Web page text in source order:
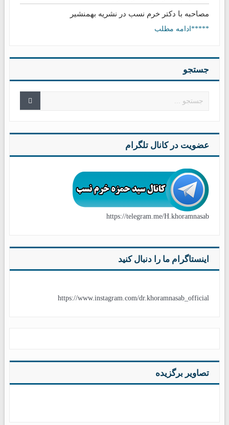
مصاحبه با دکتر خرم نسب در نشریه بهمنشیر
*****ادامه مطلب
جستجو
عضویت در کانال تلگرام
https://telegram.me/H.khoramnasab
اینستاگرام ما را دنبال کنید
https://www.instagram.com/dr.khoramnasab_official
تصاویر برگزیده